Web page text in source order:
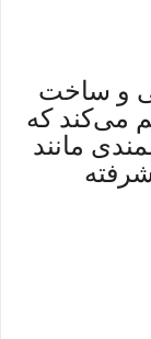
و ساخت
می‌کند که
مانند